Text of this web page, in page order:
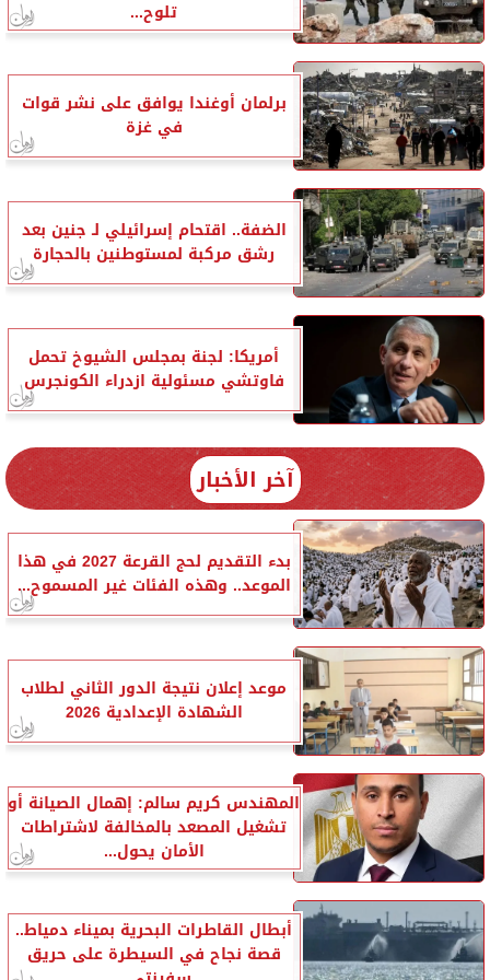
تلوح...
برلمان أوغندا يوافق على نشر قوات
في غزة
الضفة.. اقتحام إسرائيلي لـ جنين بعد
رشق مركبة لمستوطنين بالحجارة
أمريكا: لجنة بمجلس الشيوخ تحمل
فاوتشي مسئولية ازدراء الكونجرس
آخر الأخبار
بدء التقديم لحج القرعة 2027 في هذا
الموعد.. وهذه الفئات غير المسموح...
موعد إعلان نتيجة الدور الثاني لطلاب
الشهادة الإعدادية 2026
المهندس كريم سالم: إهمال الصيانة أو
تشغيل المصعد بالمخالفة لاشتراطات
الأمان يحول...
أبطال القاطرات البحرية بميناء دمياط..
قصة نجاح في السيطرة على حريق